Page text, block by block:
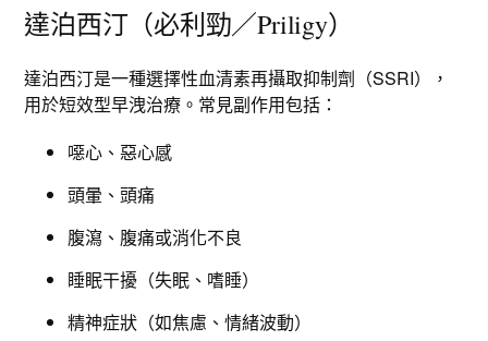
達泊西汀（必利勁／Priligy）
達泊西汀是一種選擇性血清素再攝取抑制劑（SSRI），
用於短效型早洩治療。常見副作用包括：
噁心、惡心感
頭暈、頭痛
腹瀉、腹痛或消化不良
睡眠干擾（失眠、嗜睡）
精神症狀（如焦慮、情緒波動）